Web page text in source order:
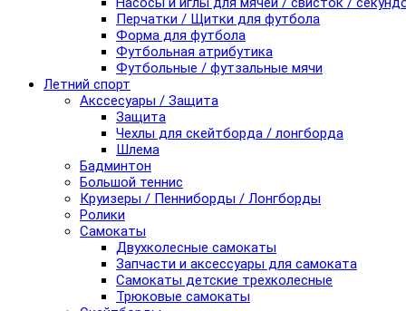
Перчатки / Щитки для футбола
Форма для футбола
Футбольная атрибутика
Футбольные / футзальные мячи
Летний спорт
Акссесуары / Защита
Защита
Чехлы для скейтборда / лонгборда
Шлема
Бадминтон
Большой теннис
Круизеры / Пенниборды / Лонгборды
Ролики
Самокаты
Двухколесные самокаты
Запчасти и аксессуары для самоката
Самокаты детские трехколесные
Трюковые самокаты